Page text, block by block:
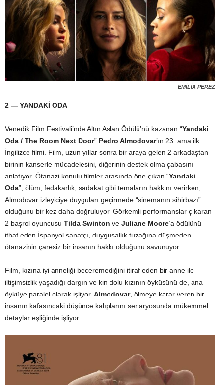
EMİLİA PEREZ
2 — YANDAKİ ODA
Venedik Film Festivali’nde Altın Aslan Ödülü’nü kazanan “Yandaki
Oda / The Room Next Door” Pedro Almodovar’ın 23. ama ilk
İngilizce filmi. Film, uzun yıllar sonra bir araya gelen 2 arkadaştan
birinin kanserle mücadelesini, diğerinin destek olma çabasını
anlatıyor. Ötanazi konulu filmler arasında öne çıkan “Yandaki
Oda”, ölüm, fedakarlık, sadakat gibi temaların hakkını verirken,
Almodovar izleyiciye duyguları geçirmede “sinemanın sihirbazı”
olduğunu bir kez daha doğruluyor. Görkemli performanslar çıkaran
2 başrol oyuncusu Tilda Swinton ve Juliane Moore’a ödülünü
ithaf eden İspanyol sanatçı, duygusallık tuzağına düşmeden
ötanazinin çaresiz bir insanın hakkı olduğunu savunuyor.
Film, kızına iyi anneliği beceremediğini itiraf eden bir anne ile
iltişimsizlik yaşadığı dargın ve kin dolu kızının öyküsünü de, ana
öyküye paralel olarak işliyor. Almodovar, ölmeye karar veren bir
insanın kafasındaki düşünce kalıplarını senaryosunda mükemmel
detaylar eşliğinde işliyor.